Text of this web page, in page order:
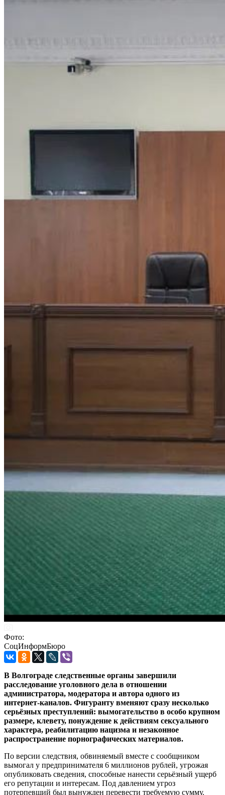
Фото:
СоцИнформБюро
В Волгограде следственные органы завершили
расследование уголовного дела в отношении
администратора, модератора и автора одного из
интернет‑каналов. Фигуранту вменяют сразу несколько
серьёзных преступлений: вымогательство в особо крупном
размере, клевету, понуждение к действиям сексуального
характера, реабилитацию нацизма и незаконное
распространение порнографических материалов.
По версии следствия, обвиняемый вместе с сообщником
вымогал у предпринимателя 6 миллионов рублей, угрожая
опубликовать сведения, способные нанести серьёзный ущерб
его репутации и интересам. Под давлением угроз
потерпевший был вынужден перевести требуемую сумму.